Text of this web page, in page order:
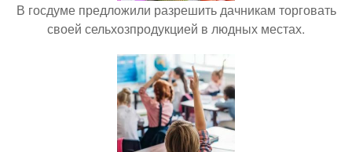
В госдуме предложили разрешить дачникам торговать
своей сельхозпродукцией в людных местах.